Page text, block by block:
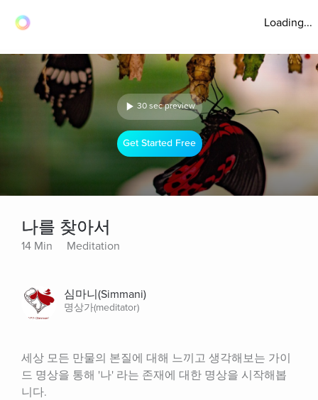
Loading...
30 sec preview
Get Started Free
나를 찾아서
14 Min Meditation
심마니(Simmani)
명상가(meditator)
세상 모든 만물의 본질에 대해 느끼고 생각해보는 가이
드 명상을 통해 '나' 라는 존재에 대한 명상을 시작해봅
니다.